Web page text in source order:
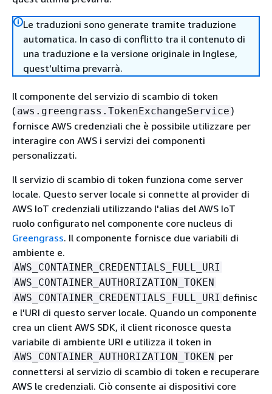
Le traduzioni sono generate tramite traduzione
automatica. In caso di conflitto tra il contenuto di
una traduzione e la versione originale in Inglese,
quest'ultima prevarrà.
Il componente del servizio di scambio di token
( aws.greengrass.TokenExchangeService )
fornisce AWS credenziali che è possibile utilizzare per
interagire con AWS i servizi dei componenti
personalizzati.
Il servizio di scambio di token funziona come server
locale. Questo server locale si connette al provider di
AWS IoT credenziali utilizzando l'alias del AWS IoT
ruolo configurato nel componente core nucleus di
Greengrass. Il componente fornisce due variabili di
ambiente e.
AWS_CONTAINER_CREDENTIALS_FULL_URI
AWS_CONTAINER_AUTHORIZATION_TOKEN
AWS_CONTAINER_CREDENTIALS_FULL_URI definisc
e l'URI di questo server locale. Quando un componente
crea un client AWS SDK, il client riconosce questa
variabile di ambiente URI e utilizza il token in
AWS_CONTAINER_AUTHORIZATION_TOKEN per
connettersi al servizio di scambio di token e recuperare
AWS le credenziali. Ciò consente ai dispositivi core